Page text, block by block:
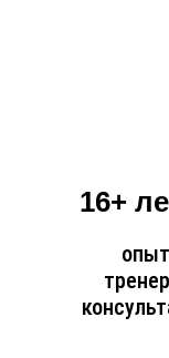
16+
опыт